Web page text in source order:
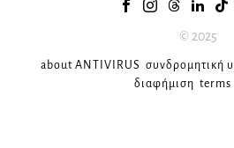
© 2025
about ANTIVIRUS συνδρομητική
διαφήμιση terms